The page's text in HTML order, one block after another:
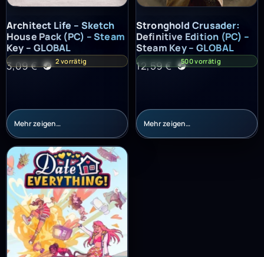
Architect Life – Sketch House Pack (PC) – Steam Key – GLOBAL
Architect Life – Sketch
House Pack (PC) – Steam
Key – GLOBAL
3,09€ 2 vorrätig
Mehr zeigen…
Stronghold Crusader: Definitive
Stronghold Crusader:
Definitive Edition (PC) –
Steam Key – GLOBAL
12,59€ 500 vorrätig
Mehr zeigen…